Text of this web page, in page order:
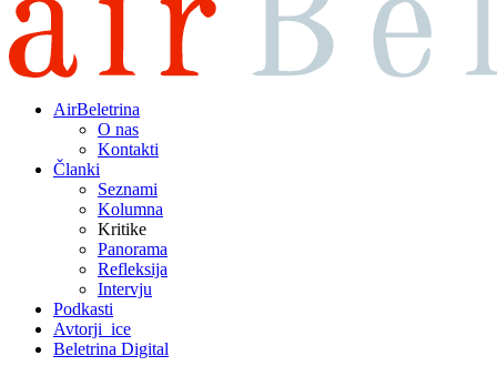
AirBeletrina
O nas
Kontakti
Članki
Seznami
Kolumna
Kritike
Panorama
Refleksija
Intervju
Podkasti
Avtorji_ice
Beletrina Digital